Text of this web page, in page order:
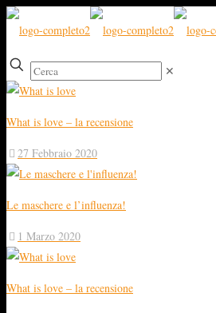
✕
What is love – la recensione
27 Febbraio 2020
Le maschere e l’influenza!
1 Marzo 2020
What is love – la recensione